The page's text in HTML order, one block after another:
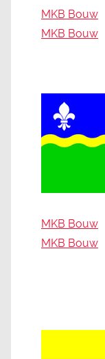
MKB Bouw
MKB Bouw
MKB Bouw
MKB Bouw